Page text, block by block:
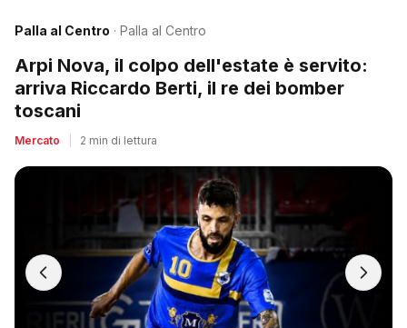
Palla al Centro · Palla al Centro
Arpi Nova, il colpo dell'estate è servito:
arriva Riccardo Berti, il re dei bomber
toscani
Mercato 2 min di lettura